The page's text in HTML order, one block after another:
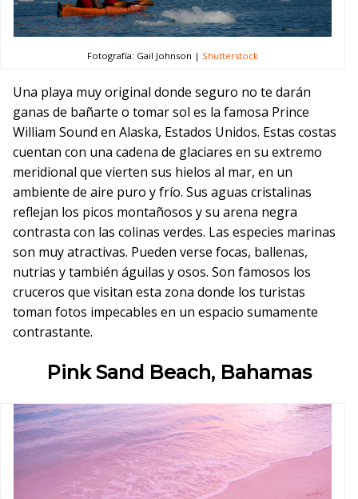
Fotografía: Gail Johnson | Shutterstock
Una playa muy original donde seguro no te darán
ganas de bañarte o tomar sol es la famosa Prince
William Sound en Alaska, Estados Unidos. Estas costas
cuentan con una cadena de glaciares en su extremo
meridional que vierten sus hielos al mar, en un
ambiente de aire puro y frío. Sus aguas cristalinas
reflejan los picos montañosos y su arena negra
contrasta con las colinas verdes. Las especies marinas
son muy atractivas. Pueden verse focas, ballenas,
nutrias y también águilas y osos. Son famosos los
cruceros que visitan esta zona donde los turistas
toman fotos impecables en un espacio sumamente
contrastante.
Pink Sand Beach, Bahamas